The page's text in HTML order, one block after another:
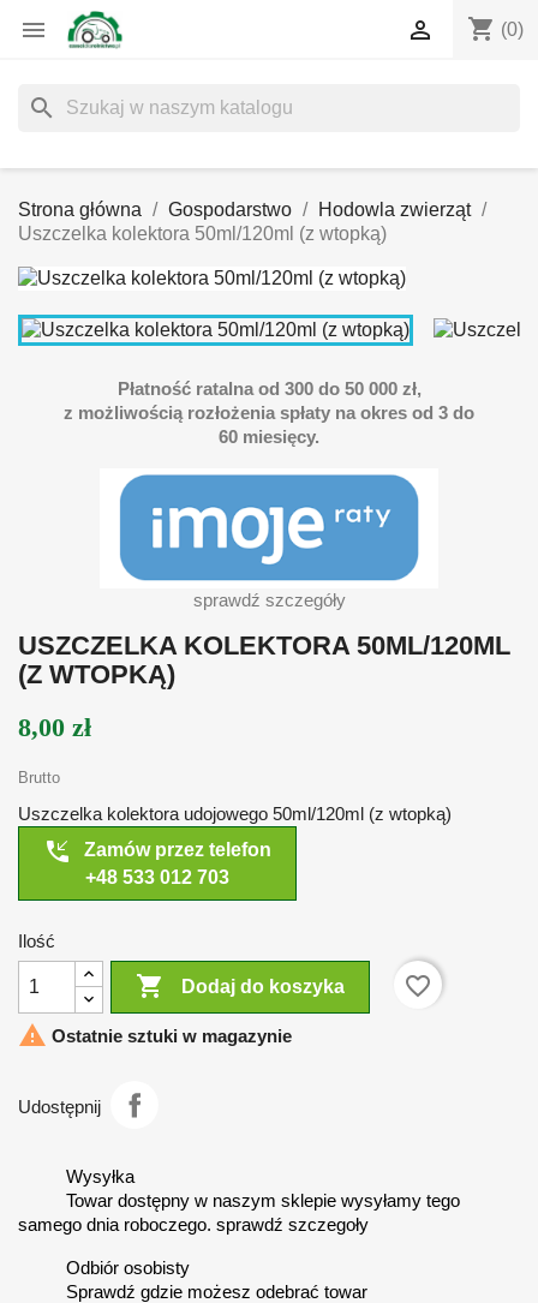
 shopping_cart (0)

search
Strona główna Gospodarstwo
Hodowla zwierząt
Uszczelka kolektora 50ml/120ml (z wtopką)
Płatność ratalna od 300 do 50 000 zł,
z możliwością rozłożenia spłaty na okres od 3 do
60 miesięcy.
sprawdź szczegóły
USZCZELKA KOLEKTORA 50ML/120ML
(Z WTOPKĄ)
8,00 zł
Brutto
Uszczelka kolektora udojowego 50ml/120ml (z wtopką)
phone_callback
Zamów przez telefon
+48 533 012 703
Ilość
 Dodaj do koszyka
favorite_border
 Ostatnie sztuki w magazynie
Udostępnij
Wysyłka
Towar dostępny w naszym sklepie wysyłamy tego
samego dnia roboczego. sprawdź szczegoły
Odbiór osobisty
Sprawdź gdzie możesz odebrać towar